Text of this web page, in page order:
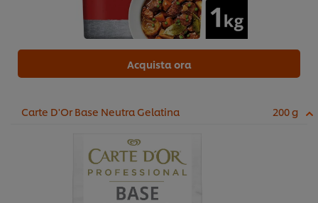
Acquista ora
Carte D'Or Base Neutra Gelatina 200 g